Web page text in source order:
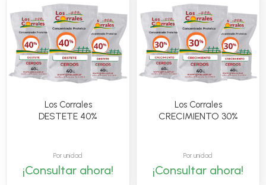
Los Corrales
DESTETE 40%
Por unidad
¡Consultar ahora!
Los Corrales
CRECIMIENTO 30%
Por unidad
¡Consultar ahora!